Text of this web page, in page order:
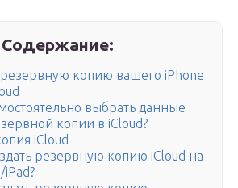
Содержание:
резервную копию вашего iPhone
выбрать данные
копии в iCloud?
iCloud
резервную копию iCloud на
iPad?